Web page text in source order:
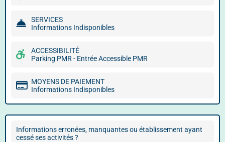
SERVICES
Informations Indisponibles
ACCESSIBILITÉ
Parking PMR - Entrée Accessible PMR
MOYENS DE PAIEMENT
Informations Indisponibles
Informations erronées, manquantes ou établissement ayant
cessé ses activités ?